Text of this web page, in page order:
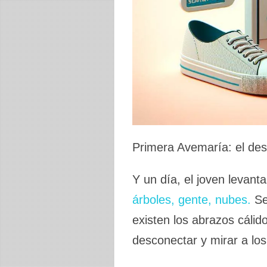
Primera Avemaría: el
Y un día, el joven
árboles, gente, nubes.
existen los abrazos
desconectar y mirar a